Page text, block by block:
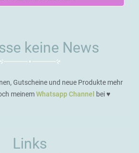
keine News
Gutscheine und neue Produkte mehr
meinemWhatsapp Channel bei ♥️
Links